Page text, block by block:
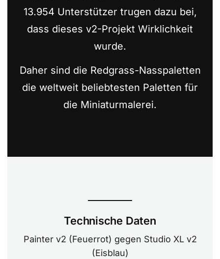
13.954 Unterstützer trugen dazu bei,
dass dieses v2-Projekt Wirklichkeit
wurde.
Daher sind die Redgrass-Nasspaletten
die weltweit beliebtesten Paletten für
die Miniaturmalerei.
Technische Daten
Painter v2 (Feuerrot) gegen Studio XL v2
(Eisblau)